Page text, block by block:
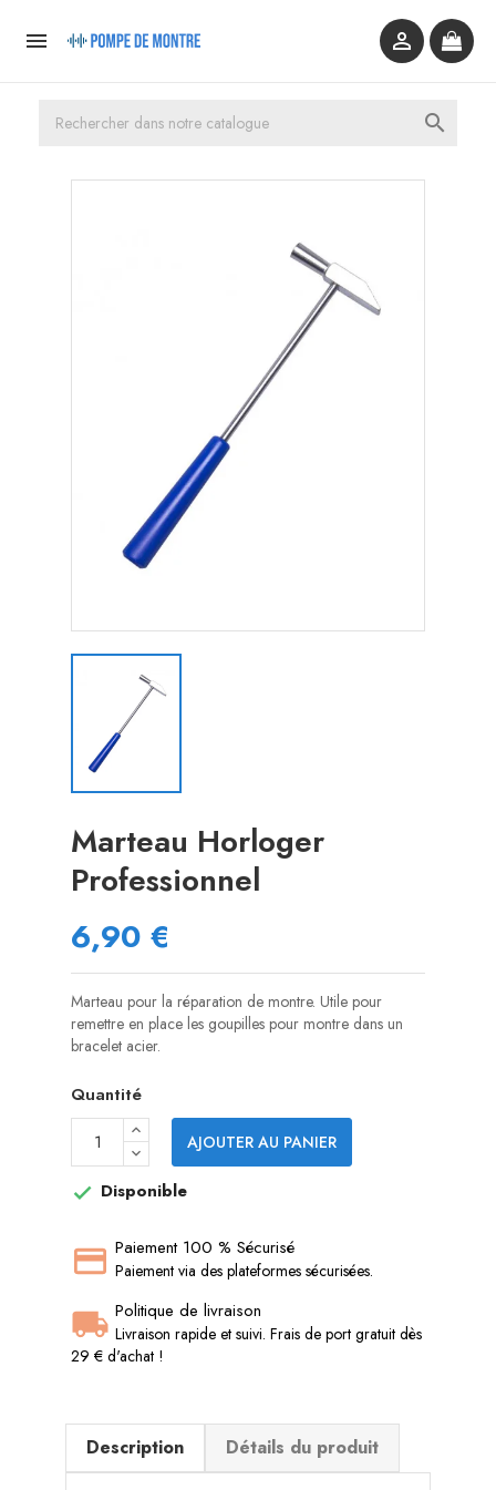
 

Marteau Horloger
Professionnel
6,90 €
Marteau pour la réparation de montre. Utile pour
remettre en place les goupilles pour montre dans un
bracelet acier.
Quantité
AJOUTER AU PANIER
 Disponible
Paiement 100 % Sécurisé
Paiement via des plateformes sécurisées.
Politique de livraison
Livraison rapide et suivi. Frais de port gratuit dès
29 € d'achat !
Description Détails du produit